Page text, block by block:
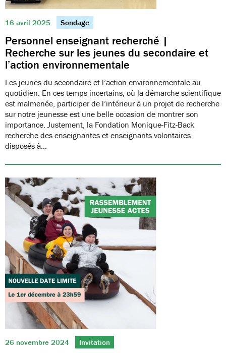
16 avril 2025 Sondage
Personnel enseignant recherché |
Recherche sur les jeunes du secondaire et
l’action environnementale
Les jeunes du secondaire et l’action environnementale au
quotidien. En ces temps incertains, où la démarche scientifique
est malmenée, participer de l’intérieur à un projet de recherche
sur notre jeunesse est une belle occasion de montrer son
importance. Justement, la Fondation Monique-Fitz-Back
recherche des enseignantes et enseignants volontaires
disposés à…
26 novembre 2024 Invitation